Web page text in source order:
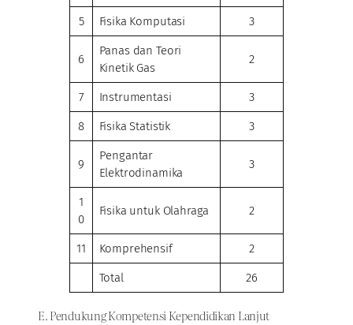
5 Fisika Komputasi 3
6
Panas dan Teori
Kinetik Gas
2
7 Instrumentasi 3
8 Fisika Statistik 3
9
Pengantar
Elektrodinamika
3
1
0
Fisika untuk Olahraga 2
11 Komprehensif 2
Total 26
E. Pendukung Kompetensi Kependidikan Lanjut